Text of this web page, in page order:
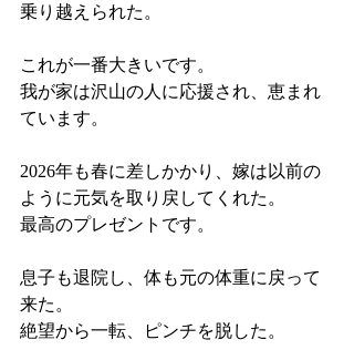
乗り越えられた。
これが一番大きいです。
我が家は沢山の人に応援され、恵まれ
ています。
2026年も春に差しかかり、嫁は以前の
ように元気を取り戻してくれた。
最高のプレゼントです。
息子も退院し、体も元の体重に戻って
来た。
絶望から一転、ピンチを脱した。